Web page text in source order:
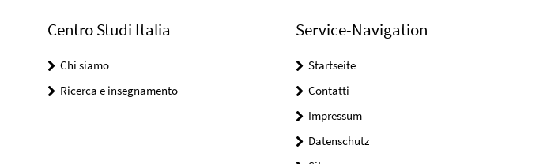
Centro Studi Italia
Chi siamo
Ricerca e insegnamento
Service-Navigation
Startseite
Contatti
Impressum
Datenschutz